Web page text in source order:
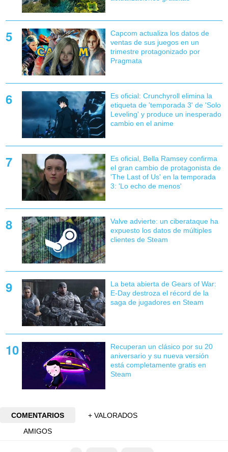
Capcom actualiza los datos de
ventas de sus juegos en un
trimestre protagonizado por
Pragmata
Es oficial: Crunchyroll elimina la
etiqueta de 'temporada 3' de 'Solo
Leveling' y produce un inesperado
cambio en el anime
Es oficial, Bella Ramsey confirma
el gran cambio de protagonista de
'The Last of Us' en la temporada
3: 'Lo echo de menos'
Valve advierte: un ciberataque ha
expuesto los datos de múltiples
clientes de Steam
La beta abierta de Gears of War:
E-Day destroza el récord de la
saga de jugadores en Steam
Recuperan un clásico por su 20
aniversario y su nueva versión
está completamente gratis en
Steam
COMENTARIOS
+ VALORADOS
AMIGOS